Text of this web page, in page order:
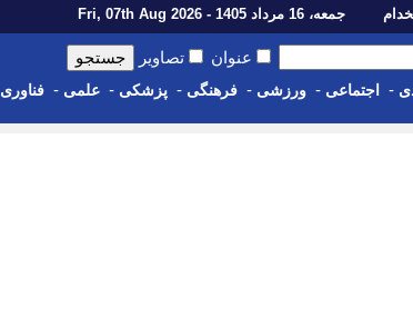
جمعه، 16 مرداد 1405 - Fri, 07th Aug 2026
عنوان تصاویر
- اجتماعی - ورزشی - فرهنگی - پزشکی - علمی - فناوری